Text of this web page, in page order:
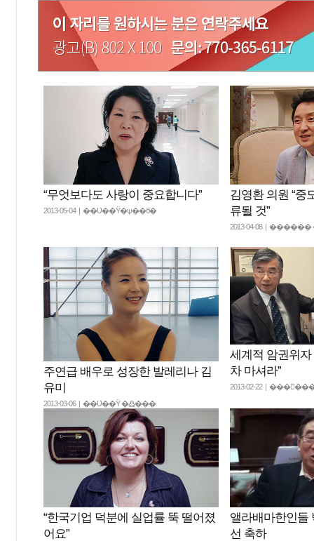
“무엇보다도 사랑이 중요합니다”
2013-05-04 | ��Ʋ��Ÿ�ѱ��б�
김영환 의원 “중
류될 것”
2013-04-08 |
주연급 배우로 성장한 발레리나 김
유미
2013-03-06 | ��Ʋ��Ÿ �߷���
세계적 암권위자
차 마셔라”
2013-02-22 |
“한국기업 덕분에 실업률 뚝 떨어졌
어요”
앨라배마한인들
선 축하